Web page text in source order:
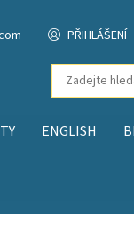
PŘIHLÁŠENÍ
ENGLISH